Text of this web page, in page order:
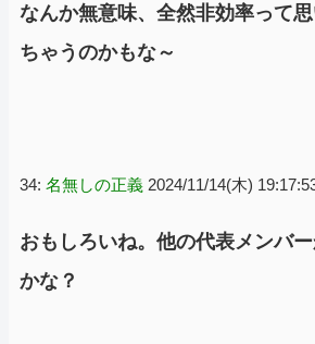
なんか無意味、全然非効率って
ちゃうのかもな～
34: 名無しの正義 2024/11/14(木)
おもしろいね。他の代表メンバ
かな？